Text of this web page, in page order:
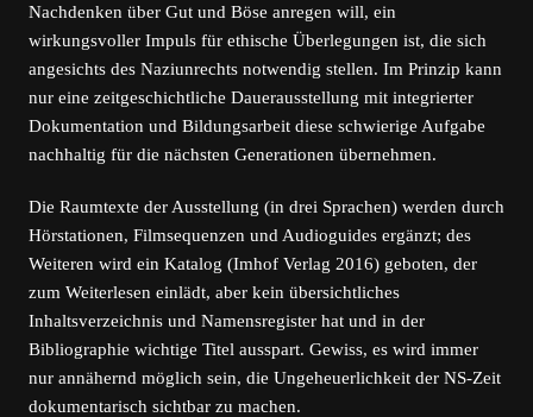
Nachdenken über Gut und Böse anregen will, ein
wirkungsvoller Impuls für ethische Überlegungen ist, die sich
angesichts des Naziunrechts notwendig stellen. Im Prinzip kann
nur eine zeitgeschichtliche Dauerausstellung mit integrierter
Dokumentation und Bildungsarbeit diese schwierige Aufgabe
nachhaltig für die nächsten Generationen übernehmen.
Die Raumtexte der Ausstellung (in drei Sprachen) werden durch
Hörstationen, Filmsequenzen und Audioguides ergänzt; des
Weiteren wird ein Katalog (Imhof Verlag 2016) geboten, der
zum Weiterlesen einlädt, aber kein übersichtliches
Inhaltsverzeichnis und Namensregister hat und in der
Bibliographie wichtige Titel ausspart. Gewiss, es wird immer
nur annähernd möglich sein, die Ungeheuerlichkeit der NS-Zeit
dokumentarisch sichtbar zu machen.